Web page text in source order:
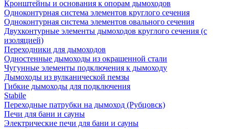
Кронштейны и основания к опорам дымоходов
Одноконтурная система элементов круглого сечения
Одноконтурная система элементов овального сечения
Двухконтурные элементы дымоходов круглого сечения (с
изоляцией)
Переходники для дымоходов
Одностенные дымоходы из окрашенной стали
Чугунные элементы подключения к дымоходу
Дымоходы из вулканической пемзы
Гибкие дымоходы для подключения
Stabile
Переходные патрубки на дымоход (Рубцовск)
Печи для бани и сауны
Электрические печи для бани и сауны